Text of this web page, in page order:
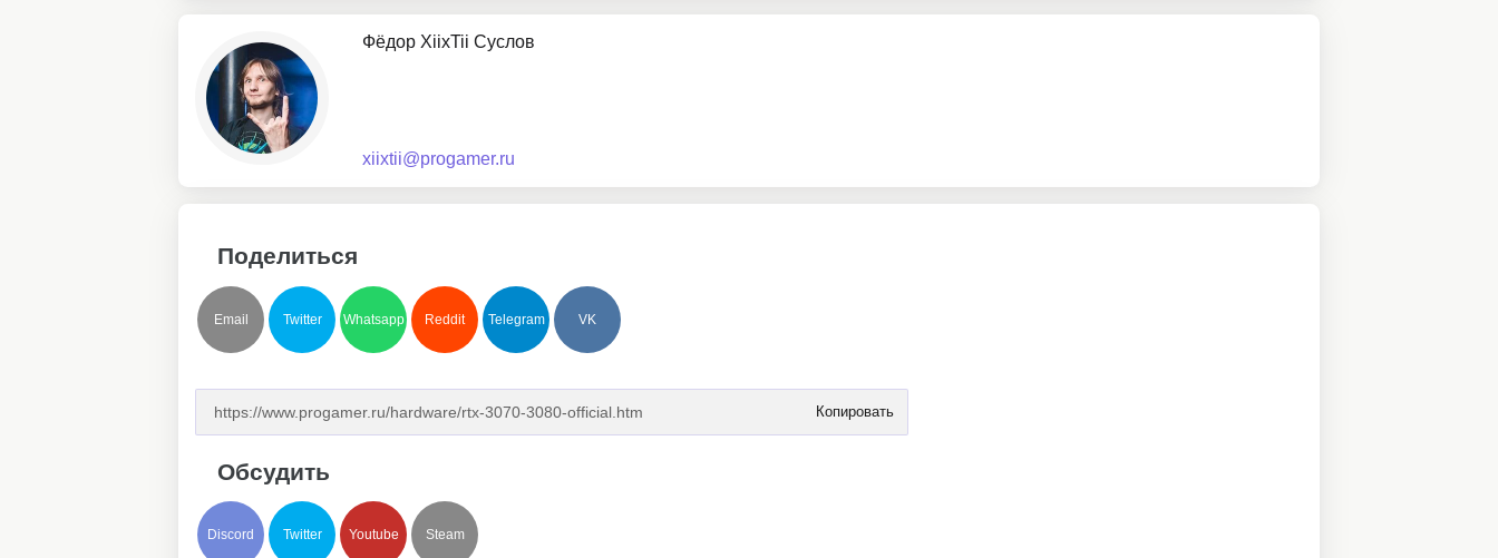
Фёдор XiixTii Суслов
xiixtii@progamer.ru
Поделиться
Email Twitter Whatsapp Reddit Telegram VK
Копировать
Обсудить
Discord Twitter Youtube Steam